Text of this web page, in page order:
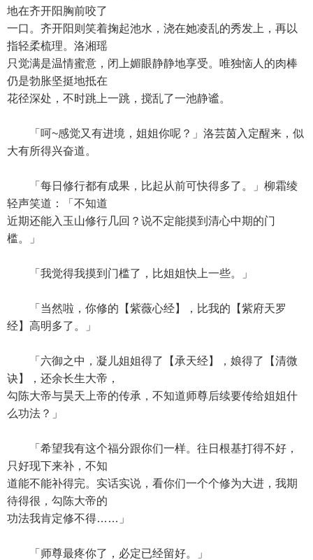
地在齐开阳胸前咬了
一口。齐开阳则笑着掬起池水，浇在她凌乱的秀发上，再以
指轻柔梳理。洛湘瑶
只觉满是温情蜜意，闭上媚眼静静地享受。唯独恼人的肉棒
仍是勃胀坚挺地抵在
花径深处，不时跳上一跳，搅乱了一池静谧。
「呵~感觉又有进境，姐姐你呢？」洛芸茵入定醒来，似
大有所得兴奋道。
「每日修行都有成果，比起从前可快得多了。」柳霜绫
轻声笑道：「不知道
近期还能入玉山修行几回？说不定能摸到清心中期的门
槛。」
「我觉得我摸到门槛了，比姐姐快上一些。」
「当然啦，你修的【紫薇心经】，比我的【紫府天罗
经】高明多了。」
「六御之中，凝儿姐姐得了【承天经】，娘得了【清微
诀】，还余长生大帝，
勾陈大帝与昊天上帝的传承，不知道师尊后续要传给姐姐什
么功法？」
「希望我有这个福分跟你们一样。往日根基打得不好，
只好现下来补，不知
道能不能补得完。实话实说，看你们一个个修为大进，我期
待得很，勾陈大帝的
功法我肯定修不得……」
「师尊最疼你了，必定已经留好。」